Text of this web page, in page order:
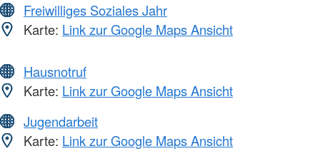
Freiwilliges Soziales Jahr
Karte: Link zur Google Maps Ansicht
Hausnotruf
Karte: Link zur Google Maps Ansicht
Jugendarbeit
Karte: Link zur Google Maps Ansicht